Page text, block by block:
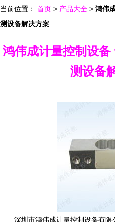
当前位置： 首页 > 产品大全 > 鸿伟
测设备解决方案
鸿伟成计量控制设
测设备
深圳市鸿伟成计量控制设备有